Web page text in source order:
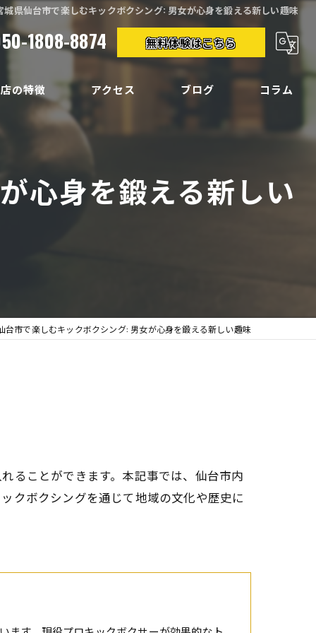
城県仙台市で楽しむキックボクシング: 男女が心身を鍛える新しい趣味
1808-8874 無料体験はこちら
の特徴
メイク
アクセス ブログ コラム
心身を鍛える新しい
台市で楽しむキックボクシング: 男女が心身を鍛える新しい趣味
ることができます。本記事では、仙台市内
クボクシングを通じて地域の文化や歴史に